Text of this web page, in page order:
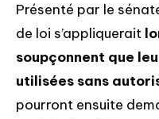
Présenté par le
de loi s’appliquerait
soupçonnent que
utilisées sans
pourront ensuite